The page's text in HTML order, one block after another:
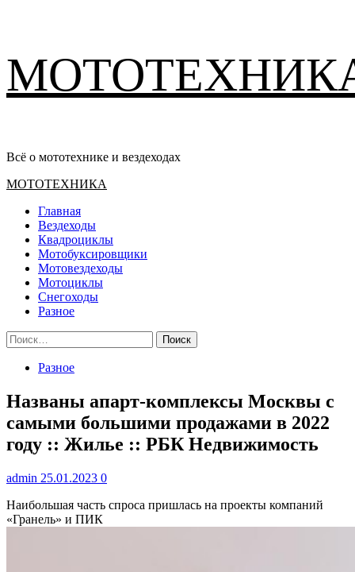
содержимому
Всё о мототехнике и вездеходах
Основное
МОТОТЕХНИКА
Главная
Вездеходы
Квадроциклы
Мотобуксировщики
Мотовездеходы
Мотоциклы
Снегоходы
Разное
Найти:
Разное
Названы апарт-комплексы Москвы с
самыми большими продажами в 2022
году :: Жилье :: РБК Недвижимость
admin 25.01.2023 0
Наибольшая часть спроса пришлась на проекты компаний
«Гранель» и ПИК